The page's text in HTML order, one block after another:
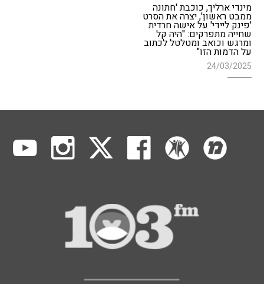
מינדי ארליך, כוכבת 'חתונה
ממבט ראשון', יצרה את הסרט
'פינק ליידי' על אישה חרדית
שחייה מתפרקים: "היה קל
ומרגש וכואב ומטלטל לכתוב
על הדמות הזו"
24/03/2025